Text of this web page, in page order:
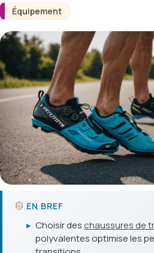
Équipement
EN BREF
▸ Choisir des chaussures de
polyvalentes optimise les